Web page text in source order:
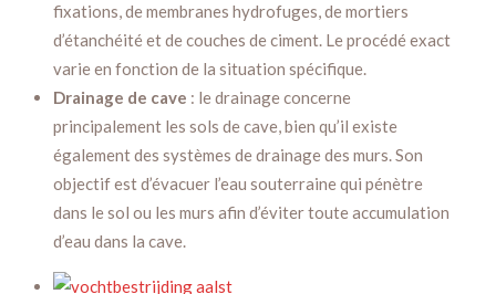
fixations, de membranes hydrofuges, de mortiers
d’étanchéité et de couches de ciment. Le procédé exact
varie en fonction de la situation spécifique.
Drainage de cave : le drainage concerne
principalement les sols de cave, bien qu’il existe
également des systèmes de drainage des murs. Son
objectif est d’évacuer l’eau souterraine qui pénètre
dans le sol ou les murs afin d’éviter toute accumulation
d’eau dans la cave.